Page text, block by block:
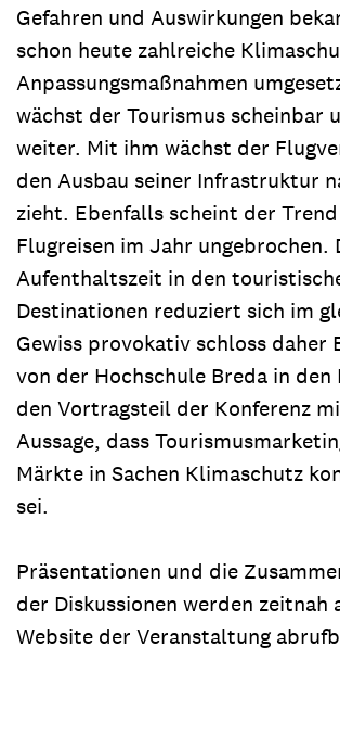
Gefahren und Auswirkungen
schon heute zahlreiche
Anpassungsmaßnahmen
wächst der Tourismus scheinbar
weiter. Mit ihm wächst der
den Ausbau seiner Infrastruktur
zieht. Ebenfalls scheint der
Flugreisen im Jahr ungebrochen.
Aufenthaltszeit in den
Destinationen reduziert sich im
Gewiss provokativ schloss daher
von der Hochschule Breda in den
den Vortragsteil der Konferenz
Aussage, dass
Märkte in Sachen Klimaschutz
sei.
Präsentationen und die
der Diskussionen werden zeitnah
Website der Veranstaltung